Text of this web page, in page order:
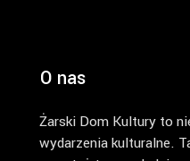
O nas
Żarski Dom Kultury to
wydarzenia kulturalne.